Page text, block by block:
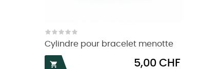
Cylindre pour bracelet menotte

Prix
5,00 CHF